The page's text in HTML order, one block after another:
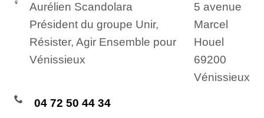
Aurélien Scandolara
Président du groupe Unir,
Résister, Agir Ensemble pour
Vénissieux
5 avenue
Marcel
Houel
69200
Vénissieux
04 72 50 44 34